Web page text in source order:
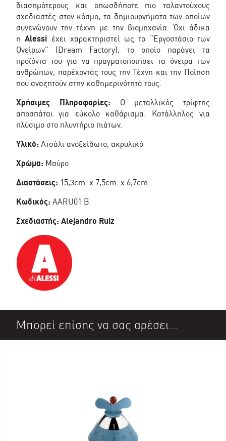
διασημότερους και οπωσδήποτε πιο ταλαντούχους
σχεδιαστές στον κόσμο, τα δημιουργήματα των οποίων
συνενώνουν την τέχνη με την βιομηχανία. Όχι άδικα
ηAlessi έχει χαρακτηριστεί ως το “Εργοστάσιο των
Ονείρων” (Dream Factory), το οποίο παράγει τα
προϊόντα του για να πραγματοποιήσει τα όνειρα των
ανθρώπων, παρέχοντάς τους την Τέχνη και την Ποίηση
που αναζητούν στην καθημερινότητά τους.
Χρήσιμες Πληροφορίες: Ο μεταλλικός τρίφτης
αποσπάται για εύκολο καθάρισμα. Κατάλληλος για
πλύσιμο στο πλυντήριο πιάτων.
Υλικό: Ατσάλι ανοξείδωτο, ακρυλικό
Χρώμα: Μαύρο
Διαστάσεις: 15,3cm. x 7,5cm. x 6,7cm.
Κωδικός: AARU01 B
Σχεδιαστής: Alejandro Ruiz
Μπορεί επίσης να σας αρέσει…